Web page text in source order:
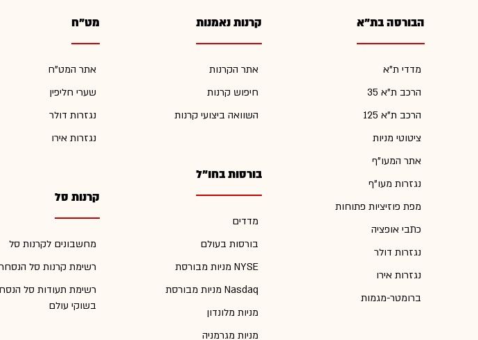
הבורסה בת"א
מדדי ת"א
הרכב ת"א 35
הרכב ת"א 125
ציטוטי מניות
אתר המעו"ף
נגזרות מעו"ף
מפת פוזיציות פתוחות
כתבי אופציה
נגזרות דולר
נגזרות אירו
ברומטר-מגמות
קרנות נאמנות
אתר הקרנות
חיפוש קרנות
השוואה ביצועי קרנות
בורסות בחו"ל
מדדים
בורסות בעולם
מניות מבורסת NYSE
מניות מבורסת Nasdaq
מניות מלונדון
מניות מגרמניה
מט"ח
אתר המט"ח
שערי חליפין
נגזרות דולר
נגזרות אירו
קרנות סל
מחשבונים לקרנות סל
רשימת קרנות סל
רשימת תעודות סל
בשוקי עולם